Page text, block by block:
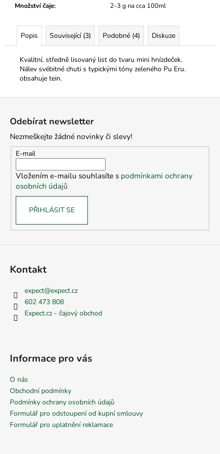
Množství čaje: 2-3 g na cca 100ml
Popis Související (3) Podobné (4) Diskuze
Kvalitní, středně lisovaný list do tvaru mini hnízdeček.
Nálev svébitné chuti s typickými tóny zeleného Pu Eru.
obsahuje tein.
Odebírat newsletter
Nezmeškejte žádné novinky či slevy!
E-mail
Vložením e-mailu souhlasíte s podmínkami ochrany
osobních údajů
PŘIHLÁSIT SE
Kontakt
expect@expect.cz
602 473 808
Expect.cz - čajový obchod
Informace pro vás
O nás
Obchodní podmínky
Podmínky ochrany osobních údajů
Formulář pro odstoupení od kupní smlouvy
Formulář pro uplatnění reklamace